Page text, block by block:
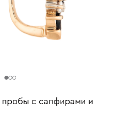
пробы с сапфирами и